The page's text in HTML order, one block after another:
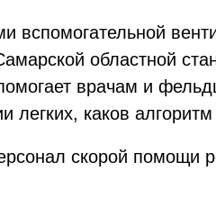
вспомогательной
областной
врачам и
легких, каков
скорой помощи